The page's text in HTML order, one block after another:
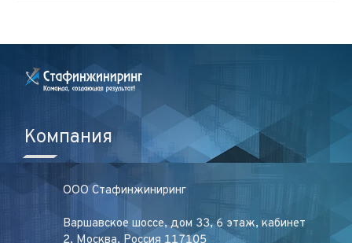
Компания
ООО Стафинжиниринг
Варшавское шоссе, дом 33, 6 этаж, кабинет